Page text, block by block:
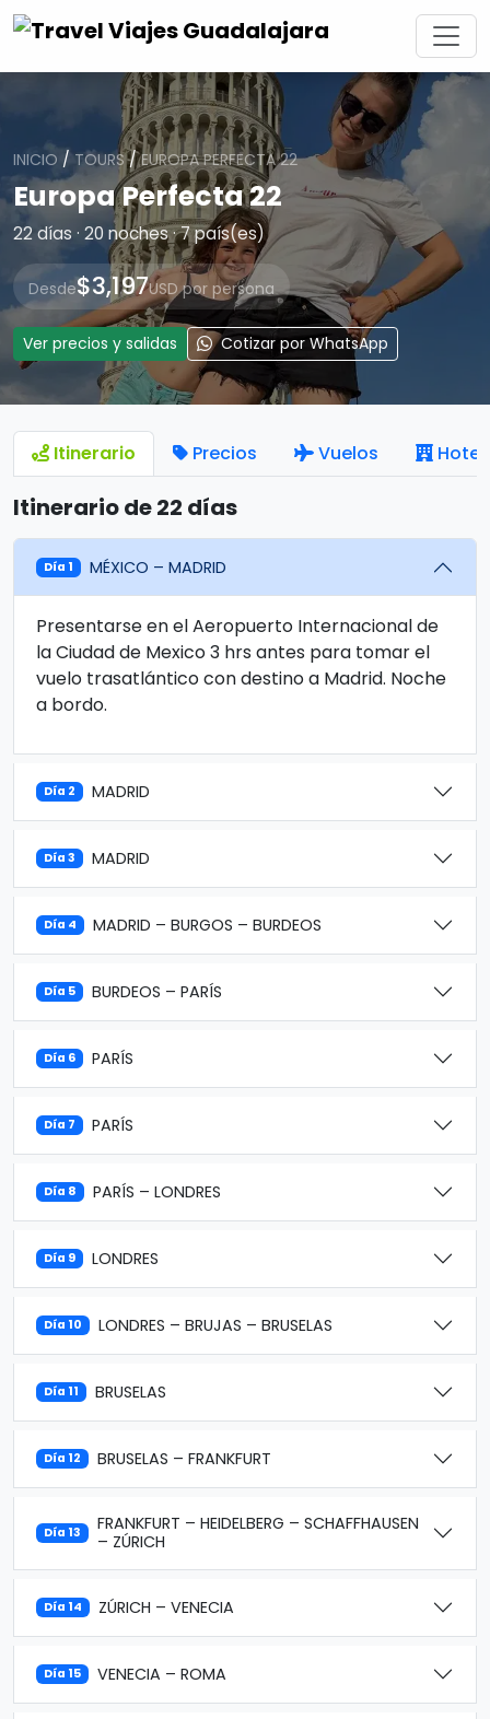
INICIO / TOURS/EUROPA PERFECTA 22
Europa Perfecta 22
22 días · 20 noches · 7 país(es)
Desde$3,197USD por persona
Ver precios y salidas Cotizar por WhatsApp
Itinerario Precios Vuelos
Itinerario de 22 días
Día 1 MÉXICO – MADRID
Presentarse en el Aeropuerto Internacional de
la Ciudad de Mexico 3 hrs antes para tomar el
vuelo trasatlántico con destino a Madrid. Noche
a bordo.
Día 2 MADRID
Día 3 MADRID
Día 4 MADRID – BURGOS – BURDEOS
Día 5 BURDEOS – PARÍS
Día 6 PARÍS
Día 7 PARÍS
Día 8 PARÍS – LONDRES
Día 9 LONDRES
Día 10 LONDRES – BRUJAS – BRUSELAS
Día 11 BRUSELAS
Día 12 BRUSELAS – FRANKFURT
Día 13
FRANKFURT – HEIDELBERG – SCHAFFHAUSEN
– ZÚRICH
Día 14 ZÚRICH – VENECIA
Día 15 VENECIA – ROMA